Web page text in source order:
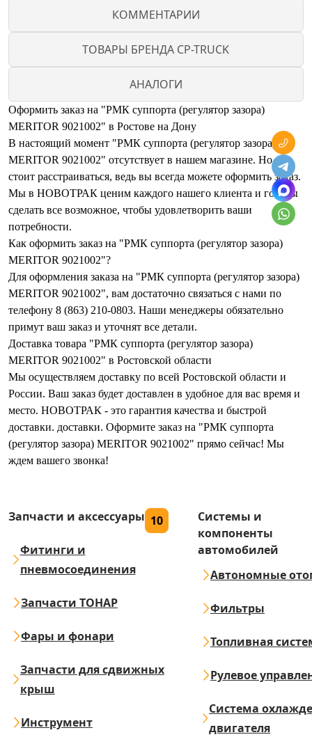
КОММЕНТАРИИ
ТОВАРЫ БРЕНДА CP-TRUCK
АНАЛОГИ
Оформить заказ на "РМК суппорта (регулятор зазора)
MERITOR 9021002" в Ростове на Дону
В настоящий момент "РМК суппорта (регулятор зазора)
MERITOR 9021002" отсутствует в нашем магазине. Но не
стоит расстраиваться, ведь вы всегда можете оформить заказ.
Мы в НОВОТРАК ценим каждого нашего клиента и готовы
сделать все возможное, чтобы удовлетворить ваши
потребности.
Как оформить заказ на "РМК суппорта (регулятор зазора)
MERITOR 9021002"?
Для оформления заказа на "РМК суппорта (регулятор зазора)
MERITOR 9021002", вам достаточно связаться с нами по
телефону 8 (863) 210-0803. Наши менеджеры обязательно
примут ваш заказ и уточнят все детали.
Доставка товара "РМК суппорта (регулятор зазора)
MERITOR 9021002" в Ростовской области
Мы осуществляем доставку по всей Ростовской области и
России. Ваш заказ будет доставлен в удобное для вас время и
место. НОВОТРАК - это гарантия качества и быстрой
доставки. доставки. Оформите заказ на "РМК суппорта
(регулятор зазора) MERITOR 9021002" прямо сейчас! Мы
ждем вашего звонка!
Запчасти и аксессуары 10
Фитинги и
пневмосоединения
Запчасти ТОНАР
Фары и фонари
Запчасти для сдвижных
крыш
Инструмент
Системы и
компоненты
автомобилей
Автономные
Фильтры
Топливная
Рулевое
Система
двигателя